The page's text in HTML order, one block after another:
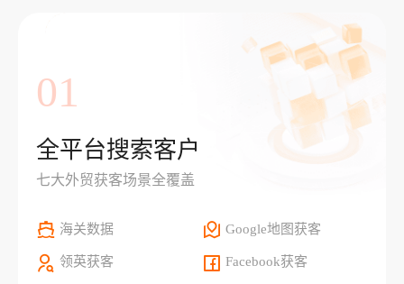
01
全平台搜索客户
七大外贸获客场景全覆盖
海关数据 Google地图获客
领英获客 Facebook获客